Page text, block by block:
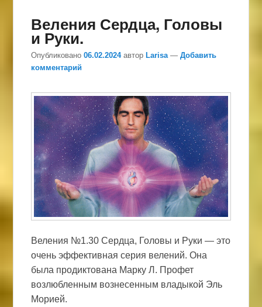
Веления Сердца, Головы
и Руки.
Опубликовано06.02.2024 автор Larisa —Добавить
комментарий
Веления №1.30 Сердца, Головы и Руки — это
очень эффективная серия велений. Она
была продиктована Марку Л. Профет
возлюбленным вознесенным владыкой Эль
Морией.